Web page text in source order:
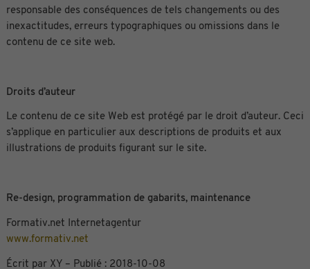
responsable des conséquences de tels changements ou des
inexactitudes, erreurs typographiques ou omissions dans le
contenu de ce site web.
Droits d’auteur
Le contenu de ce site Web est protégé par le droit d’auteur. Ceci
s’applique en particulier aux descriptions de produits et aux
illustrations de produits figurant sur le site.
Re-design, programmation de gabarits, maintenance
Formativ.net Internetagentur
www.formativ.net
Écrit par XY – Publié : 2018-10-08